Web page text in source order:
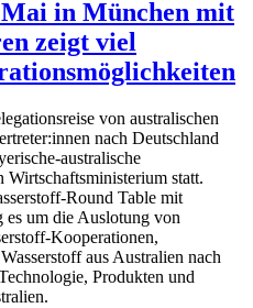
Mai in München mit
zeigt viel
von australischen
nach Deutschland
australische
statt.
Round Table mit
um die Auslotung von
Kooperationen,
aus Australien nach
Produkten und